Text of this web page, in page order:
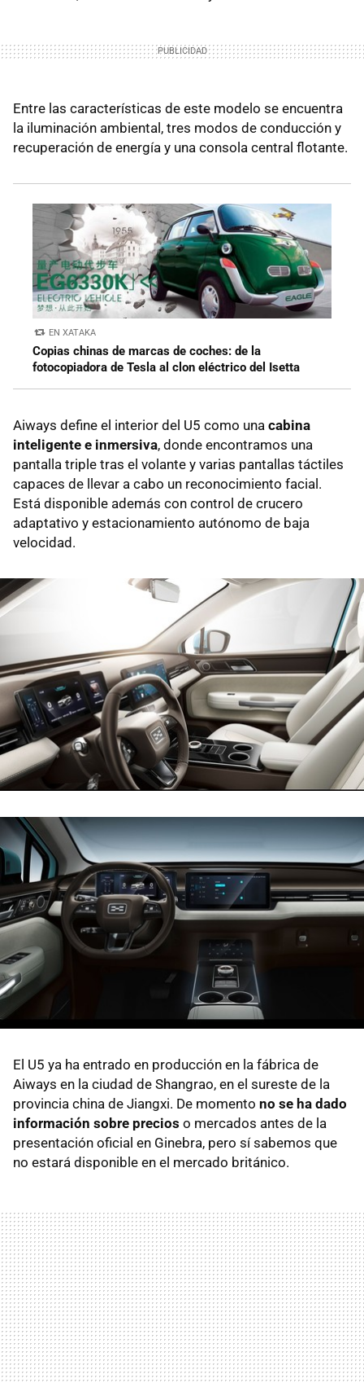
Entre las características de este modelo se encuentra
la iluminación ambiental, tres modos de conducción y
recuperación de energía y una consola central flotante.
EN XATAKA
Copias chinas de marcas de coches: de la
fotocopiadora de Tesla al clon eléctrico del Isetta
Aiways define el interior del U5 como una cabina
inteligente e inmersiva, donde encontramos una
pantalla triple tras el volante y varias pantallas táctiles
capaces de llevar a cabo un reconocimiento facial.
Está disponible además con control de crucero
adaptativo y estacionamiento autónomo de baja
velocidad.
El U5 ya ha entrado en producción en la fábrica de
Aiways en la ciudad de Shangrao, en el sureste de la
provincia china de Jiangxi. De momento no se ha dado
información sobre precios o mercados antes de la
presentación oficial en Ginebra, pero sí sabemos que
no estará disponible en el mercado británico.